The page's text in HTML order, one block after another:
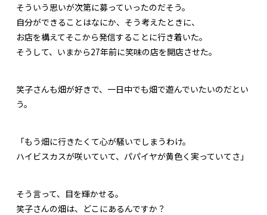
そういう思いが次第に募っていったのだそう。
自分ができることはなにか、そう考えたときに、
お店を構えてそこから発信することに行き着いた。
そうして、いまから27年前に笑味の店を開店させた。
笑子さんも畑が好きで、一日中でも畑で遊んでいたいのだとい
う。
「もう畑に行きたくて心が騒いでしまうわけ。
ハイビスカスが咲いていて、パパイヤが黄色く実っていてさ」
そう言って、目を輝かせる。
笑子さんの畑は、どこにあるんですか？